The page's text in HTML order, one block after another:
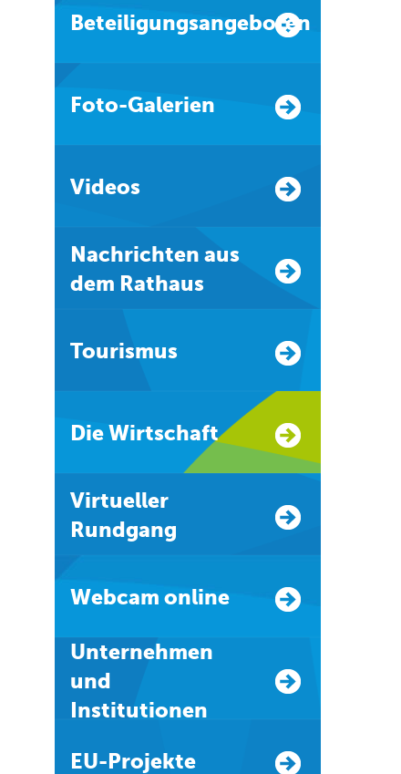
Beteiligungsangeboten
Foto-Galerien
Videos
Nachrichten aus
dem Rathaus
Tourismus
Die Wirtschaft
Virtueller
Rundgang
Webcam online
Unternehmen
und
Institutionen
EU-Projekte